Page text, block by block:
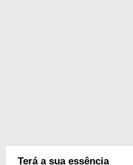
Terá a sua essência